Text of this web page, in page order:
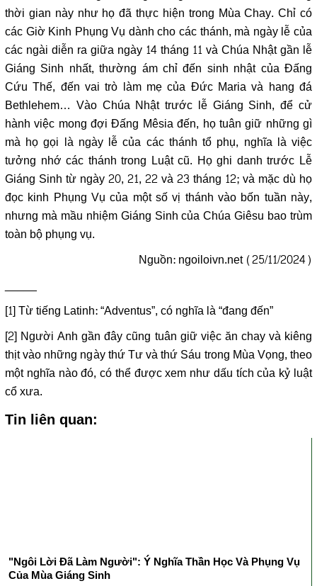
thời gian này như họ đã thực hiện trong Mùa Chay. Chỉ có
các Giờ Kinh Phụng Vụ dành cho các thánh, mà ngày lễ của
các ngài diễn ra giữa ngày 14 tháng 11 và Chúa Nhật gần lễ
Giáng Sinh nhất, thường ám chỉ đến sinh nhật của Đấng
Cứu Thế, đến vai trò làm mẹ của Đức Maria và hang đá
Bethlehem… Vào Chúa Nhật trước lễ Giáng Sinh, để cử
hành việc mong đợi Đấng Mêsia đến, họ tuân giữ những gì
mà họ gọi là ngày lễ của các thánh tổ phụ, nghĩa là việc
tưởng nhớ các thánh trong Luật cũ. Họ ghi danh trước Lễ
Giáng Sinh từ ngày 20, 21, 22 và 23 tháng 12; và mặc dù họ
đọc kinh Phụng Vụ của một số vị thánh vào bốn tuần này,
nhưng mà mầu nhiệm Giáng Sinh của Chúa Giêsu bao trùm
toàn bộ phụng vụ.
Nguồn:ngoiloivn.net (25/11/2024)
_____
[1]Từ tiếng Latinh: “Adventus”, có nghĩa là “đang đến”
[2] Người Anh gần đây cũng tuân giữ việc ăn chay và kiêng
thịt vào những ngày thứ Tư và thứ Sáu trong Mùa Vọng, theo
một nghĩa nào đó, có thể được xem như dấu tích của kỷ luật
cổ xưa.
Tin liên quan:
"Ngôi Lời Đã Làm Người": Ý Nghĩa Thần Học Và Phụng Vụ
Của Mùa Giáng Sinh